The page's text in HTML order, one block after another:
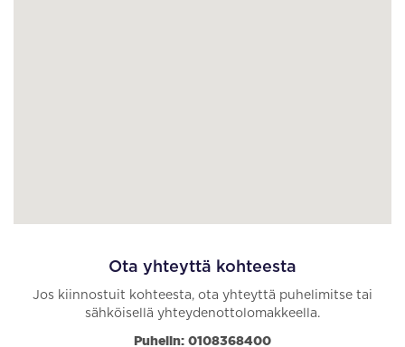
Ota yhteyttä kohteesta
Jos kiinnostuit kohteesta, ota yhteyttä puhelimitse tai
sähköisellä yhteydenottolomakkeella.
Puhelin: 0108368400